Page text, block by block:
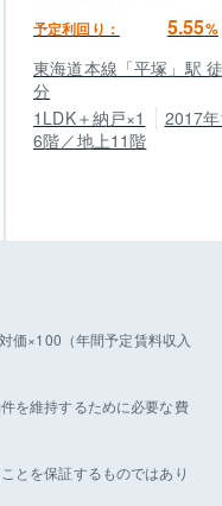
予定利回り： 5.55%
東海道本線「平塚」駅
分
1LDK＋納戸×1
2017
6階／地上11階
価×100（年間予定賃料収入
を維持するために必要な費
とを保証するものではあり